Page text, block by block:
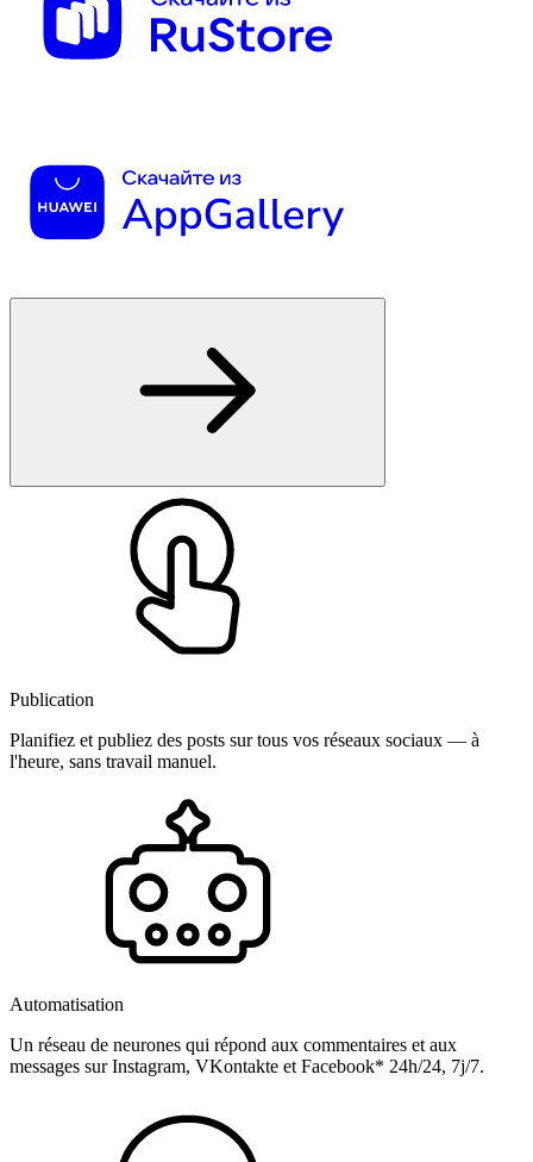
Publication
Planifiez et publiez des posts sur tous vos réseaux sociaux — à
l'heure, sans travail manuel.
Automatisation
Un réseau de neurones qui répond aux commentaires et aux
messages sur Instagram, VKontakte et Facebook* 24h/24, 7j/7.